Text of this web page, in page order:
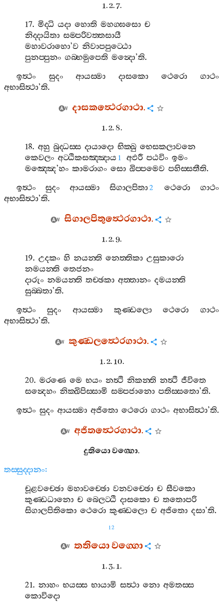
1. 2. 7.
17.මිද‍්ධි යදා හොති මහග‍්ඝසො ච
නිද‍්දායිතා සම‍්පරිවත‍්තසායී
මහාවරාහො’ව නිවාපපුට‍්ඨො
පුනප‍්පුනං ගබ‍්භමුපෙති මන්‍දො’ති.
ඉත්‍ථං
සුදං ආයස‍්මා දාසකො ථෙරො
ගාථං
අභාසිත්‍ථා’ති.
දාසකත්‍ථෙරගාථා.
1. 2. 8.
18.අහු බුද‍්ධස‍්ස දායාදො භික‍්ඛු භෙසකලාවනෙ
කෙවලං අට‍්ඨිකසඤ‍්ඤාය 1 අඵරී පඨවිං ඉමං
මඤ‍්ඤෙ’හං කාමරාගං සො ඛිප‍්පමෙව පහිස‍්සතීති.
ඉත්‍ථං
සුදං ආයස‍්මා සිගාලපිතා2 ථෙරො
ගාථං
අභාසිත්‍ථා’ති.
සිගාලපිතුත්‍ථෙරගාථා.
1. 2. 9.
19.උදකං හි නයන‍්ති නෙත‍්තිකා උසුකාරො
නමයන‍්ති තෙජනං
දාරුං නමයන‍්ති තච‍්ඡකා අත‍්තානං දමයන‍්ති
සුබ‍්බතා’ති.
ඉත්‍ථං
සුදං ආයස‍්මා කුණ‍්ඩලො ථෙරො
ගාථං
අභාසිත්‍ථා’ති.
කුණ‍්ඩලත්‍ථෙරගාථා.
1. 2. 10.
20.මරණෙ මෙ භයං නත්‍ථි නිකන‍්ති නත්‍ථි ජීවිතෙ
සන්‍දෙහං නික‍්ඛිපිස‍්සාමි සම‍්පජානො පතිස‍්සතො’ති.
ඉත්‍ථං සුදං ආයස‍්මා අජිතො ථෙරො ගාථං අභාසිත්‍ථා’ති.
අජිතත්‍ථෙරගාථා.
දුතියොවග‍්ගො.
තස‍්සුද‍්දානං:
චූළවච‍්ඡො මහාවච‍්ඡො වනවච‍්ඡො ච සීවකො
කුණ‍්ඩධානො ච බෙලට‍්ඨි දාසකො ච තතොපරි
සිගාලපිතිකො ථෙරො කුණ‍්ඩලො ච අජිතො දසා’ති.
12
තතියොවග‍්ගො
1. 3. 1.
21.නාහං භයස‍්ස භායාමි සත්‍ථා නො අමතස‍්ස
කොවිදො